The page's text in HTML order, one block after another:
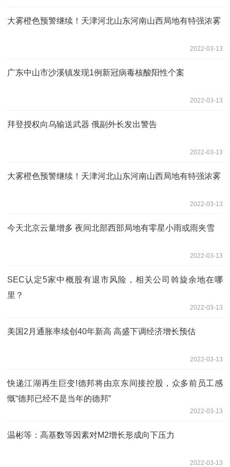
大雾橙色预警继续！天津河北山东河南山西局地有特强浓雾
2022-03-13
广东中山市沙溪镇发现1例新冠病毒核酸阳性个案
2022-03-13
拜登授权向乌输送武器 俄副外长发出警告
2022-03-13
大雾橙色预警继续！天津河北山东河南山西局地有特强浓雾
2022-03-13
今天北京云量增多 夜间北部西部局地有零星小雨或雨夹雪
2022-03-13
SEC认定5家中概股有退市风险，相关公司斡旋余地在哪
里？
2022-03-13
美国2月通胀率续创40年新高 高盛下调经济增长预估
2022-03-13
快递江湖再生巨变!德邦将由京东间接控股，众多前员工感
慨“德邦已经不是当年的德邦”
2022-03-13
温彬等：高基数等因素对M2增长形成向下压力
2022-03-13